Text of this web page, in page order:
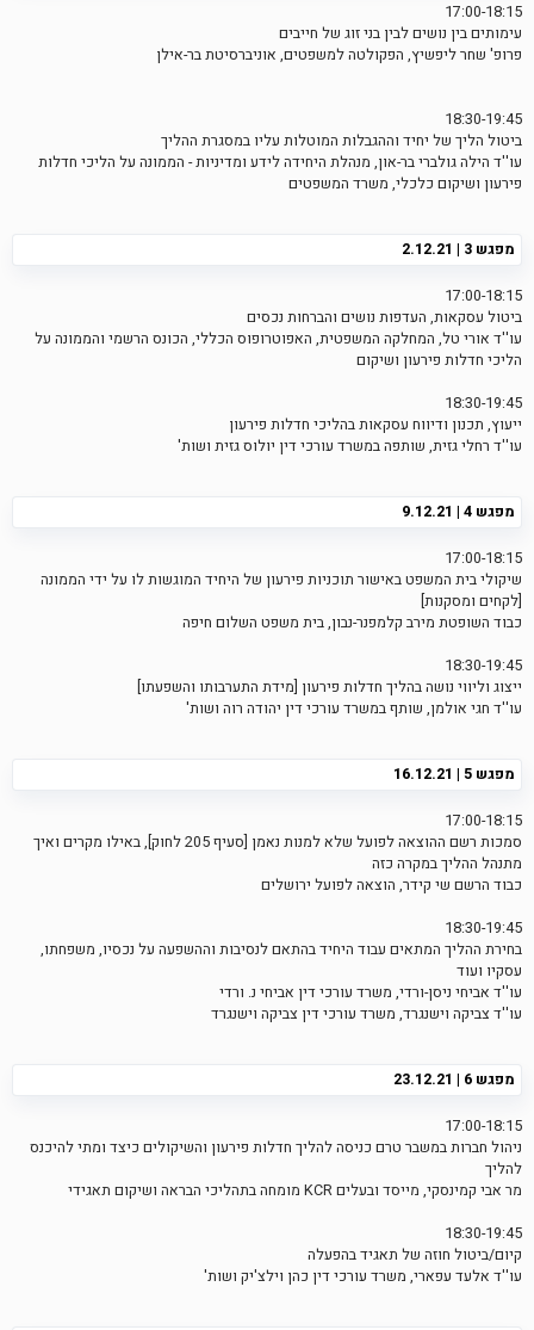
17:00-18:15
עימותים בין נושים לבין בני זוג של חייבים
פרופ' שחר ליפשיץ, הפקולטה למשפטים, אוניברסיטת בר-אילן
18:30-19:45
ביטול הליך של יחיד וההגבלות המוטלות עליו במסגרת ההליך
עו''ד הילה גולברי בר-און, מנהלת היחידה לידע ומדיניות - הממונה על הליכי חדלות
פירעון ושיקום כלכלי, משרד המשפטים
מפגש 3 | 2.12.21
17:00-18:15
ביטול עסקאות, העדפות נושים והברחות נכסים
עו''ד אורי טל, המחלקה המשפטית, האפוטרופוס הכללי, הכונס הרשמי והממונה על
הליכי חדלות פירעון ושיקום
18:30-19:45
ייעוץ, תכנון ודיווח עסקאות בהליכי חדלות פירעון
עו''ד רחלי גזית, שותפה במשרד עורכי דין יולוס גזית ושות'
מפגש 4 | 9.12.21
17:00-18:15
שיקולי בית המשפט באישור תוכניות פירעון של היחיד המוגשות לו על ידי הממונה
[לקחים ומסקנות]
כבוד השופטת מירב קלמפנר-נבון, בית משפט השלום חיפה
18:30-19:45
ייצוג וליווי נושה בהליך חדלות פירעון [מידת התערבותו והשפעתו]
עו''ד חגי אולמן, שותף במשרד עורכי דין יהודה רוה ושות'
מפגש 5 | 16.12.21
17:00-18:15
סמכות רשם ההוצאה לפועל שלא למנות נאמן [סעיף 205 לחוק], באילו מקרים ואיך
מתנהל ההליך במקרה כזה
כבוד הרשם שי קידר, הוצאה לפועל ירושלים
18:30-19:45
בחירת ההליך המתאים עבוד היחיד בהתאם לנסיבות וההשפעה על נכסיו, משפחתו,
עסקיו ועוד
עו''ד אביחי ניסן-ורדי, משרד עורכי דין אביחי נ. ורדי
עו''ד צביקה וישנגרד, משרד עורכי דין צביקה וישנגרד
מפגש 6 | 23.12.21
17:00-18:15
ניהול חברות במשבר טרם כניסה להליך חדלות פירעון והשיקולים כיצד ומתי להיכנס
להליך
מר אבי קמינסקי, מייסד ובעלים KCR מומחה בתהליכי הבראה ושיקום תאגידי
18:30-19:45
קיום/ביטול חוזה של תאגיד בהפעלה
עו''ד אלעד עפארי, משרד עורכי דין כהן וילצ'יק ושות'